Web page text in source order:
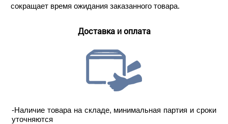
сокращает время ожидания заказанного товара.
Доставка и оплата
-Наличие товара на складе, минимальная партия и сроки
уточняются